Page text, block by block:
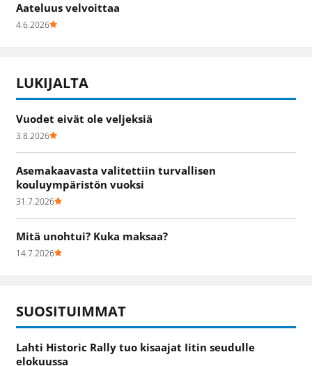
Aateluus velvoittaa
4.6.2026
LUKIJALTA
Vuodet eivät ole veljeksiä
3.8.2026
Asemakaavasta valitettiin turvallisen
kouluympäristön vuoksi
31.7.2026
Mitä unohtui? Kuka maksaa?
14.7.2026
SUOSITUIMMAT
Lahti Historic Rally tuo kisaajat Iitin seudulle
elokuussa